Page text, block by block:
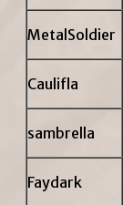
MetalSoldier
Caulifla
sambrella
Faydark